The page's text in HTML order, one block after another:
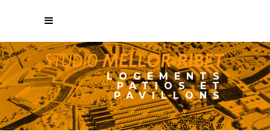
LOGEMENTS
PATIOS ET
PAVILLONS